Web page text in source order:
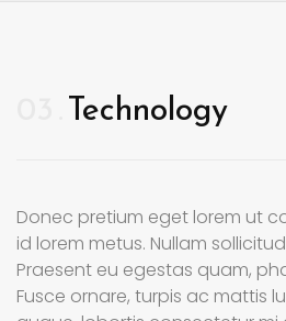
Technology
Donec pretium eget lorem ut
id lorem metus. Nullam
Praesent eu egestas quam,
Fusce ornare, turpis ac mattis